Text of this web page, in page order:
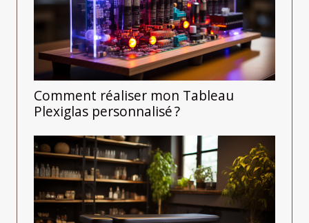
Comment réaliser mon Tableau
Plexiglas personnalisé ?